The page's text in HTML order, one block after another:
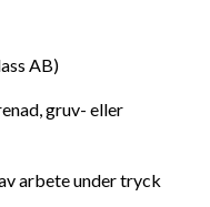
AB)
gruv- eller
arbete under tryck